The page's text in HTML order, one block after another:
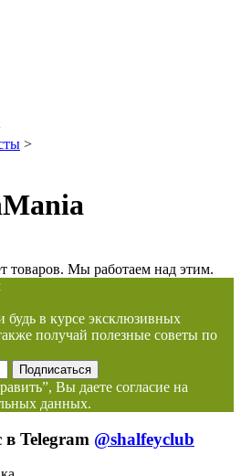
>
товаров. Мы работаем над этим.
в курсе эксклюзивных
получай полезные советы по
Вы даете согласие на
данных.
Telegram @shalfeyclub